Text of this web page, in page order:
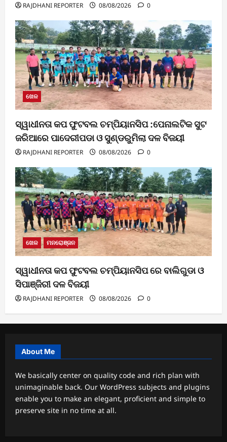
RAJDHANI REPORTER 08/08/2026 0
ଖେଳ
ସ୍ୱାଧୀନତା କପ ଫୁଟବଲ ଚମ୍ପିୟାନସିପ :ପେନାଲଟିକ ସୁଟ
ଜରିଆରେ ପାଦେରୀପଡା ଓ ସୁଣ୍ଡରୁମିଲା ଦଳ ବିଜୟୀ
RAJDHANI REPORTER 08/08/2026 0
ଖେଳ ମନରୋଞ୍ଜନ
ସ୍ୱାଧୀନତା କପ ଫୁଟବଲ ଚମ୍ପିୟାନସିପ ରେ ବାଲିଗୁଡା ଓ
ସିପାଞ୍ଜିରୀ ଦଳ ବିଜୟୀ
RAJDHANI REPORTER 08/08/2026 0
About Me
We basically center on quality code and rich plan with
unimaginable back. Our WordPress subjects and plugins
enable you to make an elegant, proficient and simple to
preserve site in no time at all.